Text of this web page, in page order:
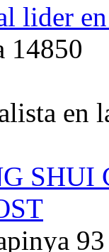
lider
14850
en
93